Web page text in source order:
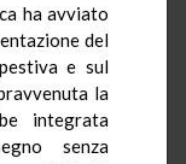
ha avviato
del
e sul
la
integrata
senza